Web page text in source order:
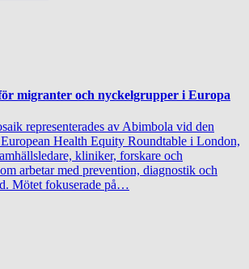
migranter och nyckelgrupper i Europa
representerades av Abimbola vid den
Health Equity Roundtable i London,
kliniker, forskare och
arbetar med prevention, diagnostik och
Mötet fokuserade på…